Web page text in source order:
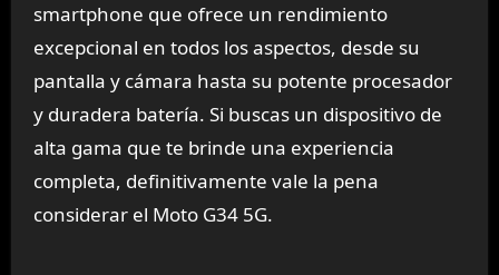
smartphone que ofrece un rendimiento
excepcional en todos los aspectos, desde su
pantalla y cámara hasta su potente procesador
y duradera batería. Si buscas un dispositivo de
alta gama que te brinde una experiencia
completa, definitivamente vale la pena
considerar el Moto G34 5G.